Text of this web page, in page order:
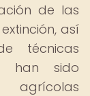
de las
así
técnicas
han sido
agrícolas